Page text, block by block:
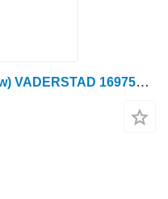
Động cơ điện Elektro (12B 10w) VADERSTAD 169750 dành cho Elektrodvigun